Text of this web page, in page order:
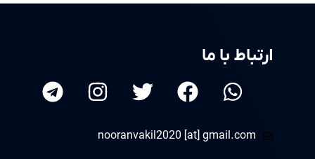
ارتباط با ما
nooranvakil2020 [at] gmail.com